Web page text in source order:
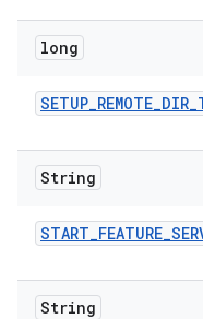
long
SETUP_REMOTE_DIR_
String
START_FEATURE_
String